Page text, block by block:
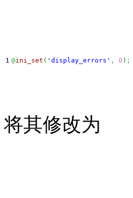
@ini_set ( 'display_errors' , 0 ) ;
将其修改为